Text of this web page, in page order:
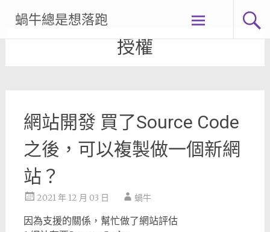
content
蝸牛總是想落跑
授權
網站開發 買了Source Code
之後，可以複製做一個新網
站？
2021 年 12 月 03 日 蝸牛
因為支援的關係，幫忙做了網站評估